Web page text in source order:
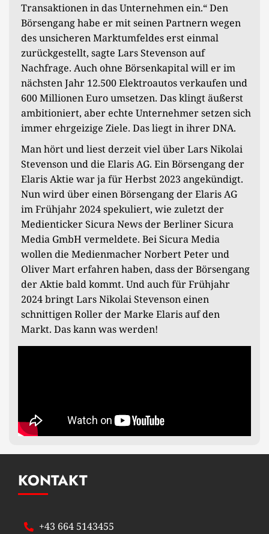
Transaktionen in das Unternehmen ein.“ Den
Börsengang habe er mit seinen Partnern wegen
des unsicheren Marktumfeldes erst einmal
zurückgestellt, sagte Lars Stevenson auf
Nachfrage. Auch ohne Börsenkapital will er im
nächsten Jahr 12.500 Elektroautos verkaufen und
600 Millionen Euro umsetzen. Das klingt äußerst
ambitioniert, aber echte Unternehmer setzen sich
immer ehrgeizige Ziele. Das liegt in ihrer DNA.
Man hört und liest derzeit viel über Lars Nikolai
Stevenson und die Elaris AG. Ein Börsengang der
Elaris Aktie war ja für Herbst 2023 angekündigt.
Nun wird über einen Börsengang der Elaris AG
im Frühjahr 2024 spekuliert, wie zuletzt der
Medienticker Sicura News der Berliner Sicura
Media GmbH vermeldete. Bei Sicura Media
wollen die Medienmacher Norbert Peter und
Oliver Mart erfahren haben, dass der Börsengang
der Aktie bald kommt. Und auch für Frühjahr
2024 bringt Lars Nikolai Stevenson einen
schnittigen Roller der Marke Elaris auf den
Markt. Das kann was werden!
KONTAKT
+43 664 5143455